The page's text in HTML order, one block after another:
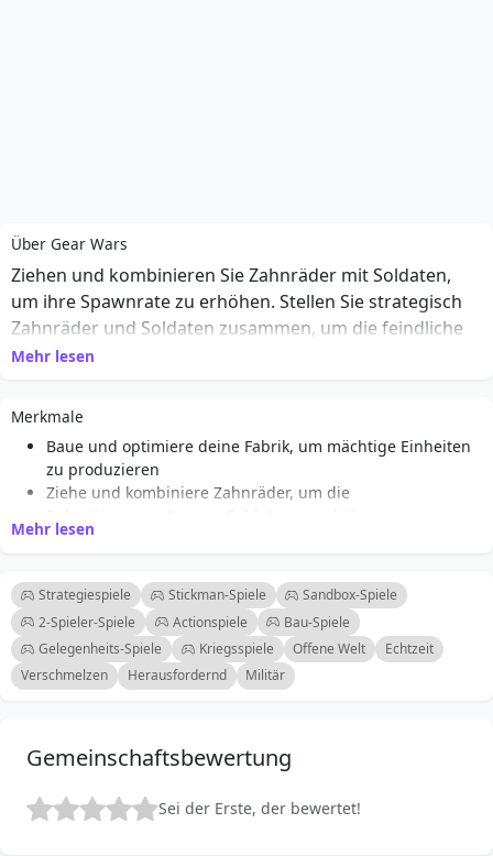
Über Gear Wars
Ziehen und kombinieren Sie Zahnräder mit Soldaten,
um ihre Spawnrate zu erhöhen. Stellen Sie strategisch
Zahnräder und Soldaten zusammen, um die feindliche
Basis zu zerstören.
Mehr lesen
Merkmale
Baue und optimiere deine Fabrik, um mächtige Einheiten
zu produzieren
Ziehe und kombiniere Zahnräder, um die
Stelle strategisch Einheiten zusammen, um effektive
Nimm in Echtzeit Kämpfe gegen herausfordernde Feinde
Verwalte dein Budget klug, um die Produktion zu
maximieren
Passe deine Strategien an, um verschiedenen
Schalte neue Zahnräder und Soldaten frei, während du
Fortschritte machst
Mehr lesen
Strategiespiele Stickman-Spiele
Sandbox-Spiele
2-Spieler-Spiele
Actionspiele
Bau-Spiele
Gelegenheits-Spiele
Kriegsspiele Offene Welt
Echtzeit
Verschmelzen
Herausfordernd Militär
Gemeinschaftsbewertung
Sei der Erste, der bewertet!